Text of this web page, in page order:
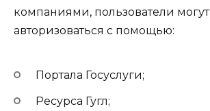
компаниями, пользователи могут
авторизоваться с помощью:
Портала Госуслуги;
Ресурса Гугл;